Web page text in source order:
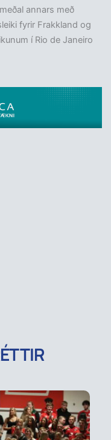
annars með
fyrir Frakkland og
í Rio de Janeiro